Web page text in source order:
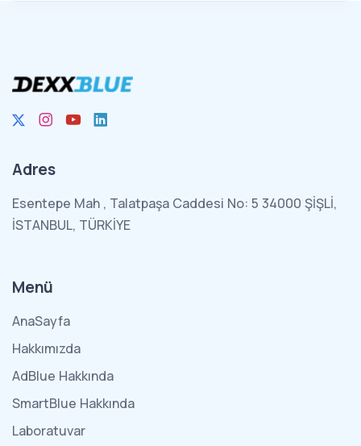
Adres
Esentepe Mah , Talatpaşa Caddesi No: 5 34000 ŞİŞLİ,
İSTANBUL, TÜRKİYE
Menü
AnaSayfa
Hakkımızda
AdBlue Hakkında
SmartBlue Hakkında
Laboratuvar